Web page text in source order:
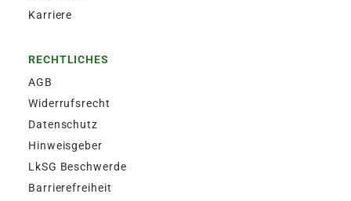
Karriere
RECHTLICHES
AGB
Widerrufsrecht
Datenschutz
Hinweisgeber
LkSG Beschwerde
Barrierefreiheit